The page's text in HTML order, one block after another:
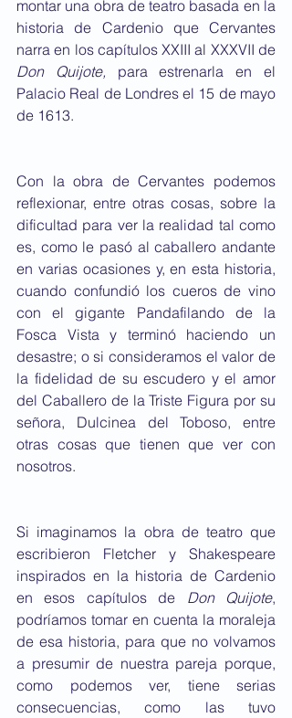
montar una obra de teatro basada en la
historia de Cardenio que Cervantes
Don Quijote, para estrenarla en el
Palacio Real de Londres el 15 de mayo
de 1613.
Con la obra de Cervantes podemos
reflexionar, entre otras cosas, sobre la
dificultad para ver la realidad tal como
es, como le pasó al caballero andante
en varias ocasiones y, en esta historia,
cuando confundió los cueros de vino
con el gigante Pandafilando de la
Fosca Vista y terminó haciendo un
desastre; o si consideramos el valor de
la fidelidad de su escudero y el amor
del Caballero de la Triste Figura por su
señora, Dulcinea del Toboso, entre
otras cosas que tienen que ver con
nosotros.
Si imaginamos la obra de teatro que
escribieron Fletcher y Shakespeare
inspirados en la historia de Cardenio
en esos capítulos de Don Quijote,
podríamos tomar en cuenta la moraleja
de esa historia, para que no volvamos
a presumir de nuestra pareja porque,
como podemos ver, tiene serias
consecuencias, como las tuvo